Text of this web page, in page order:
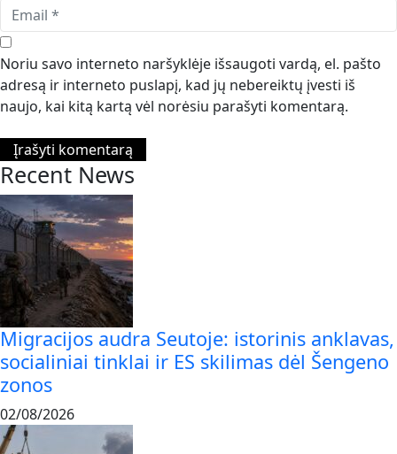
Noriu savo interneto naršyklėje išsaugoti vardą, el. pašto
adresą ir interneto puslapį, kad jų nebereiktų įvesti iš
naujo, kai kitą kartą vėl norėsiu parašyti komentarą.
Recent News
Migracijos audra Seutoje: istorinis anklavas,
socialiniai tinklai ir ES skilimas dėl Šengeno
zonos
02/08/2026